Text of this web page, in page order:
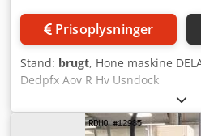
Prisoplysninger
Stand: brugt, Hone maskine
Dedpfx Aov R Hv Usndock